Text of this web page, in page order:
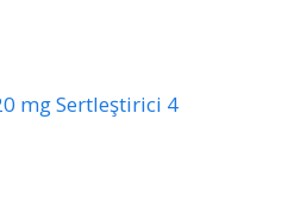
mg Sertleştirici 4